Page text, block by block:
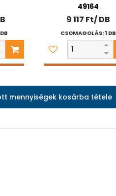
49164
9 117 Ft/ DB
CSOMAGOLÁS: 1 DB
mennyiségek kosárba tétele